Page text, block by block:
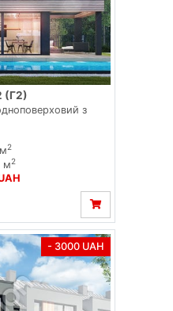
(Г2)
з
2
м2
- 3000 UAH